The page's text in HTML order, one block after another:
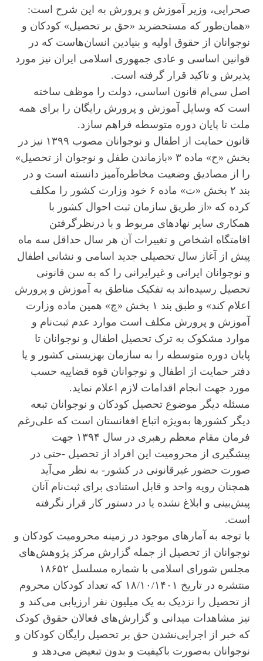
صحرایی، وزیر آموزش و پرورش به این شرح است:
«همان‌طور که مستحضرید «حق بر تحصیل» کودکان و
نوجوانان از حقوق اولیه و بنیادین انسان‌هاست که در
قوانین اساسی و عادی جمهوری اسلامی ایران نیز مورد
پذیرش و تاکید قرار گرفته است.
اصل سی‌ام قانون اساسی، دولت را موظف ساخته
است که وسایل آموزش ‌و پرورش رایگان را برای همه
ملت تا پایان دوره متوسطه فراهم سازد.
قانون حمایت از اطفال و نوجوانان مصوب ۱۳۹۹ نیز در
بخش «ح» ماده ۳ «بازماندن طفل و نوجوان از تحصیل»
را از مصادیق وضعیت مخاطره‌آمیز دانسته است و در
بند ۲ بخش «ت» ماده ۶ خود وزارت کشور را مکلف
کرده که «از طریق سازمان ثبت احوال کشور با
همکاری سایر نهادهای مربوط و با درنظرگرفتن
اقامتگاه اشخاص و تغییرات آن هر سال حداقل سه ماه
پیش از آغاز سال تحصیلی جدید اسامی و نشانی اطفال
و نوجوانان ایرانی و غیرایرانی را که به سن قانونی
تحصیل رسیده‌اند به تفکیک مناطق به آموزش ‌و پرورش
اعلام کند» و طبق بند ۱ بخش «چ» همین ماده وزارت
آموزش ‌و پرورش مکلف است موارد عدم ثبت‌نام و
موارد مشکوک به ترک تحصیل اطفال و نوجوانان تا
پایان دوره متوسطه را به سازمان بهزیستی کشور و یا
دفتر حمایت از اطفال و نوجوانان قوه قضاییه حسب
مورد جهت انجام اقدامات لازم اعلام نماید.
مسئله دیگر موضوع تحصیل کودکان و نوجوانان تبعه‌
دیگر کشورها به‌ویژه اتباع افغانستان است که علی‌رغم
فرمان مقام معظم رهبری در سال ۱۳۹۴ جهت
پیشگیری از محرومیت این افراد از تحصیل -حتی در
صورت حضور غیرقانونی در کشور- به نظر می‌آید
همچنان رویه واحد و قابل استنادی برای ثبت‌نام آنان
پیش‌بینی و ابلاغ نشده یا در دستور کار قرار نگرفته
است.
با توجه ‌به آمارهای موجود در زمینه‌ محرومیت کودکان و
نوجوانان از تحصیل از جمله گزارش مرکز پژوهش‌های
مجلس شورای اسلامی با شماره مسلسل ۱۸۶۵۲
منتشره در تاریخ ۱۸/۱۰/۱۴۰۱ که تعداد کودکان محروم
از تحصیل را نزدیک به یک ‌میلیون نفر ارزیابی می‌کند و
نیز مشاهدات میدانی و گزارش‌های فعالان حقوق کودک
که خبر از اجرایی‌نشدن حق بر تحصیل رایگان کودکان و
نوجوانان به‌صورت باکیفیت و بدون تبعیض می‌دهد و